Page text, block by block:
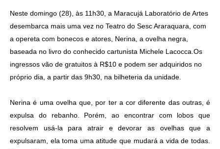
Neste domingo (28), às 11h30, a Maracujá Laboratório de Artes
desembarca mais uma vez no Teatro do Sesc Araraquara, com
a opereta com bonecos e atores, Nerina, a ovelha negra,
baseada no livro do conhecido cartunista Michele Lacocca.Os
ingressos vão de gratuitos à R$10 e podem ser adquiridos no
próprio dia, a partir das 9h30, na bilheteria da unidade.
Nerina é uma ovelha que, por ter a cor diferente das outras, é
expulsa do rebanho. Porém, ao encontrar com lobos que
resolvem usá-la para atrair e devorar as ovelhas que a
expulsaram, ela toma uma atitude que mudará a vida de todas.